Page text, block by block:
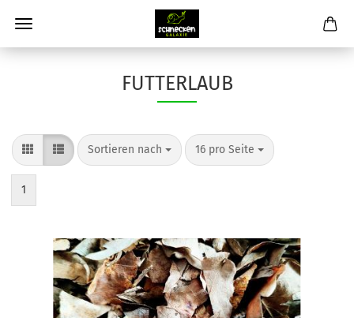
FUTTERLAUB
Sortieren nach
Sortieren nach 16 pro Seite
pro Seite
1